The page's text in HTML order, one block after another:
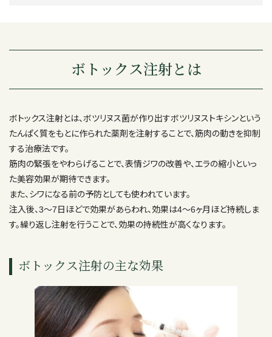
ボトックス注射とは
ボトックス注射とは、ボツリヌス菌が作り出すボツリヌストキシンという
たんぱく質をもとに作られた薬剤を注射することで、筋肉の動きを抑制
する治療法です。
筋肉の緊張をやわらげることで、表情ジワの改善や、エラの縮小といっ
た美容効果が期待できます。
また、シワになる前の予防としても使われています。
注入後、3～7日ほどで効果があらわれ、効果は4～6ヶ月ほど持続しま
す。繰り返し注射を行うことで、効果の持続性が高くなります。
ボトックス注射の主な効果